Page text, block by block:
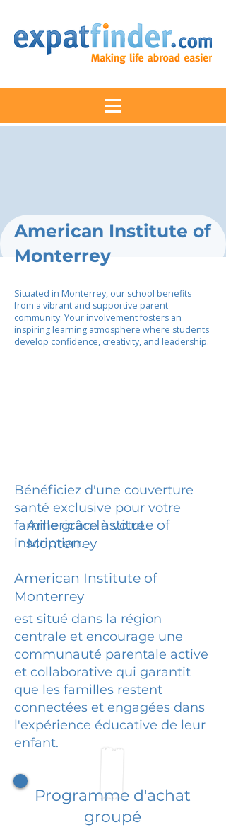
American Institute of
Monterrey
Situated in Monterrey, our school benefits
from a vibrant and supportive parent
community. Your involvement fosters an
inspiring learning atmosphere where students
develop confidence, creativity, and leadership.
Bénéficiez d'une couverture
santé exclusive pour votre
famille grâce à votre
inscription.
American Institute of
Monterrey
American Institute of
Monterrey
est situé dans la région
centrale et encourage une
communauté parentale active
et collaborative qui garantit
que les familles restent
connectées et engagées dans
l'expérience éducative de leur
enfant.
Programme d'achat
groupé